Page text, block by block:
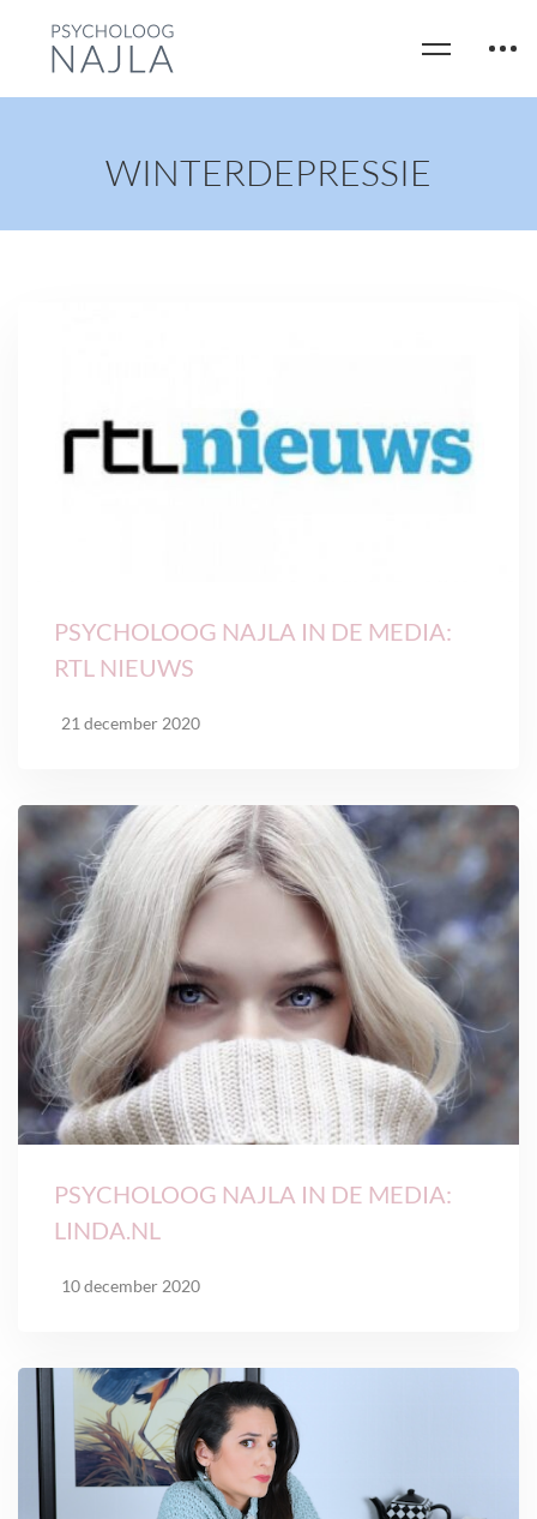
WINTERDEPRESSIE
PSYCHOLOOG NAJLA IN DE MEDIA:
RTL NIEUWS
21 december 2020
PSYCHOLOOG NAJLA IN DE MEDIA:
LINDA.NL
10 december 2020